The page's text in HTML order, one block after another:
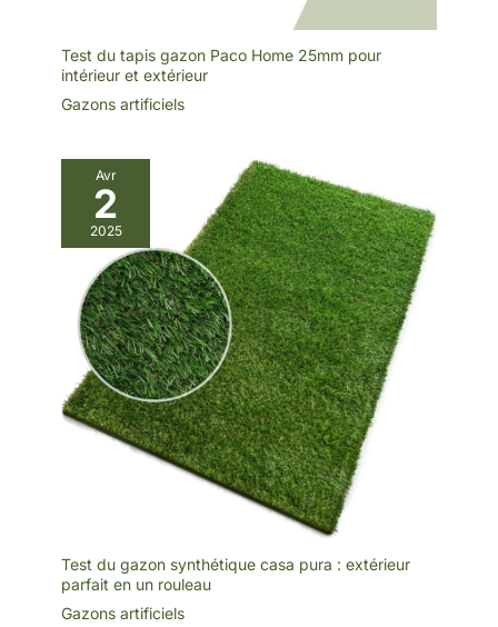
Test du tapis gazon Paco Home 25mm pour
intérieur et extérieur
Gazons artificiels
Avr
2
2025
Test du gazon synthétique casa pura : extérieur
parfait en un rouleau
Gazons artificiels